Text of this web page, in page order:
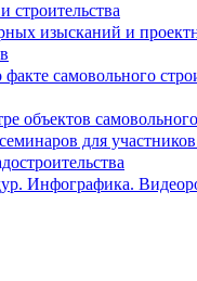
строительства
изысканий и
самовольного
объектов
для участников
Инфографика.